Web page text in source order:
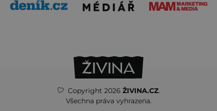
Copyright 2026 ŽIVINA.CZ.
Všechna práva vyhrazena.